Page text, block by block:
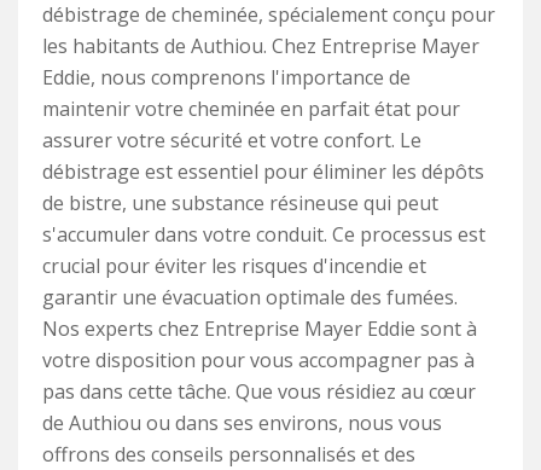
débistrage de cheminée, spécialement conçu pour
les habitants de Authiou. Chez Entreprise Mayer
Eddie, nous comprenons l'importance de
maintenir votre cheminée en parfait état pour
assurer votre sécurité et votre confort. Le
débistrage est essentiel pour éliminer les dépôts
de bistre, une substance résineuse qui peut
s'accumuler dans votre conduit. Ce processus est
crucial pour éviter les risques d'incendie et
garantir une évacuation optimale des fumées.
Nos experts chez Entreprise Mayer Eddie sont à
votre disposition pour vous accompagner pas à
pas dans cette tâche. Que vous résidiez au cœur
de Authiou ou dans ses environs, nous vous
offrons des conseils personnalisés et des